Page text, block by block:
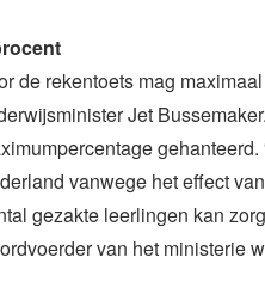
de rekentoets mag
Jet
vanwege het effect
gezakte leerlingen kan
van het ministerie